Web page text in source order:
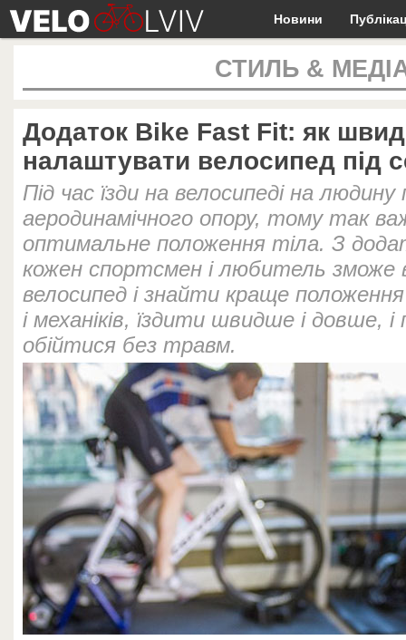
Новини
СТИЛЬ &
Додаток Bike Fast Fit: як
налаштувати велосипед під
Під час їзди на велосипеді на
аеродинамічного опору, тому так
оптимальне положення тіла. З
кожен спортсмен і любитель зможе
велосипед і знайти краще
і механіків, їздити швидше і довше,
обійтися без травм.